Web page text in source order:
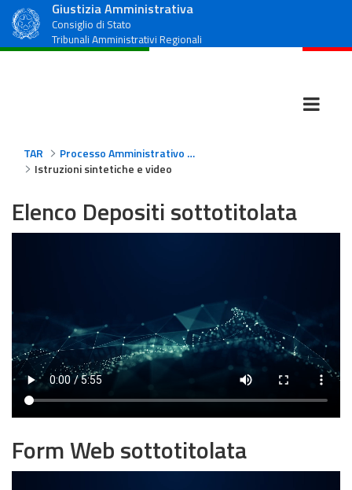
Giustizia Amministrativa
Consiglio di Stato
Tribunali Amministrativi Regionali
TAR
Processo Amministrativo Telematico
Istruzioni sintetiche e video
Elenco Depositi sottotitolata
Form Web sottotitolata